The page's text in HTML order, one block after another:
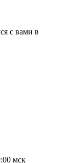
с вами в
мск